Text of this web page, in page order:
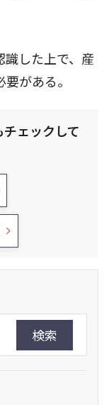
識した上で、産
がある。
ェックして
検索